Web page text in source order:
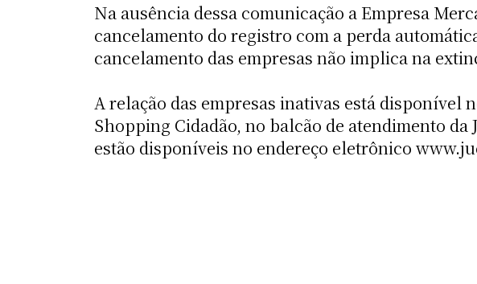
Na ausência dessa comunicação a Empresa
cancelamento do registro com a perda
cancelamento das empresas não implica na
A relação das empresas inativas está disponível
Shopping Cidadão, no balcão de atendimento
estão disponíveis no endereço eletrônico